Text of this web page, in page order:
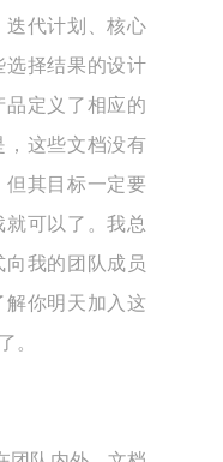
迭代计划、核心
选择结果的设计
定义了相应的
，这些文档没有
其目标一定要
可以了。我总
我的团队成员
你明天加入这
。